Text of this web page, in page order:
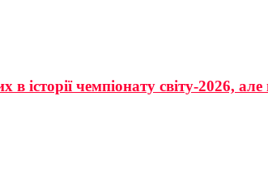
в історії чемпіонату світу-2026,